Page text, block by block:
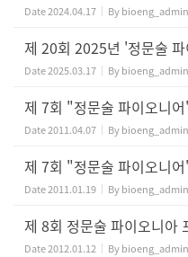
Date2024.04.17 Bybioeng_admin
제 20회 2025년 '정문술
Date2025.03.17 Bybioeng_admin
제 7회 "정문술 파이오니
Date2011.04.07 Bybioeng_admin
제 7회 "정문술 파이오니
Date2011.01.19 Bybioeng_admin
제 8회 정문술 파이오니아
Date2012.01.12 Bybioeng_admin